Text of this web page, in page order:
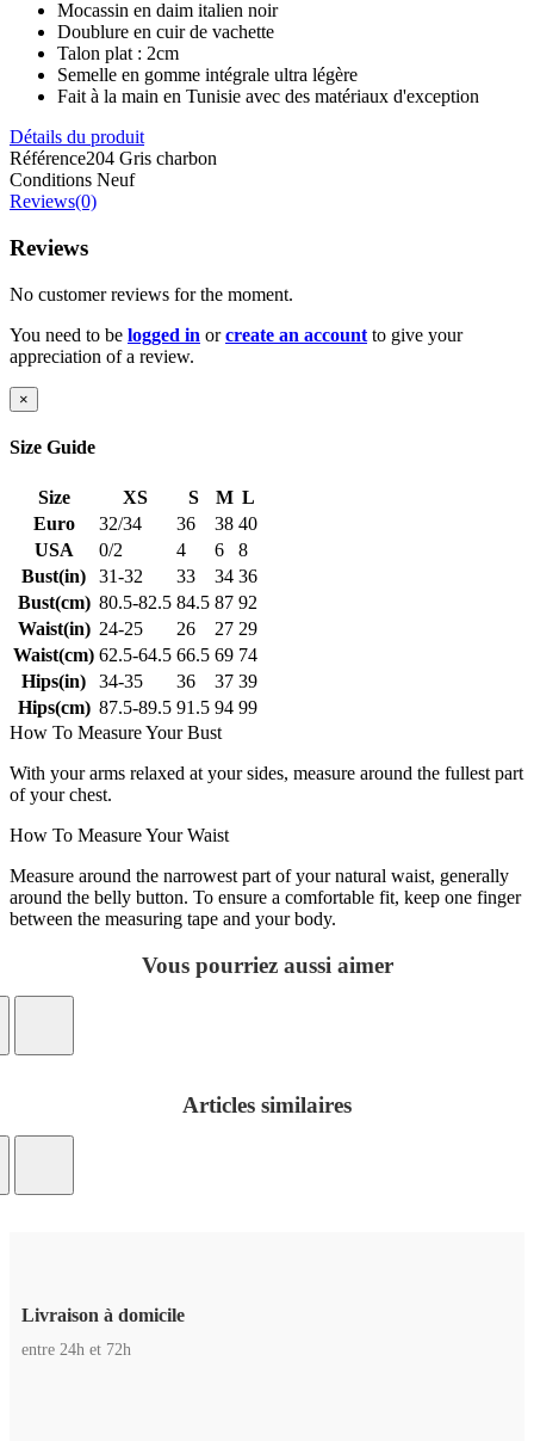
Mocassin en daim italien noir
Doublure en cuir de vachette
Talon plat : 2cm
Semelle en gomme intégrale ultra légère
Fait à la main en Tunisie avec des matériaux d'exception
Détails du produit
Référence204 Gris charbon
Conditions Neuf
Reviews(0)
Reviews
No customer reviews for the moment.
You need to be logged in orcreate an account to give your
appreciation of a review.
×
Size Guide
Size XS S M L
Euro
32/34 36 38 40
USA
0/2 4 6
8
Bust(in)
31-32 33 34 36
Bust(cm) 80.5-82.5 84.5 87 92
Waist(in) 24-25 26 27 29
Waist(cm) 62.5-64.5 66.5 69 74
Hips(in)
34-35 36 37 39
Hips(cm) 87.5-89.5 91.5 94 99
How To Measure Your Bust
With your arms relaxed at your sides, measure around the fullest part
of your chest.
How To Measure Your Waist
Measure around the narrowest part of your natural waist, generally
around the belly button. To ensure a comfortable fit, keep one finger
between the measuring tape and your body.
Vous pourriez aussi aimer
Articles similaires
Livraison à domicile
entre 24h et 72h